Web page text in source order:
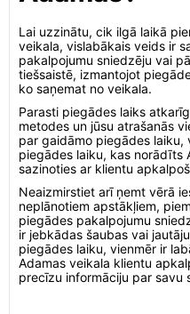
Lai uzzinātu, cik ilgā laikā
veikala, vislabākais veids ir
pakalpojumu sniedzēju vai
tiešsaistē, izmantojot
ko saņemat no veikala.
Parasti piegādes laiks
metodes un jūsu atrašanās
par gaidāmo piegādes
piegādes laiku, kas norādīts
sazinoties ar klientu
Neaizmirstiet arī ņemt vērā
neplānotiem apstākļiem,
piegādes pakalpojumu
ir jebkādas šaubas vai
piegādes laiku, vienmēr ir
Adamas veikala klientu
precīzu informāciju par savu